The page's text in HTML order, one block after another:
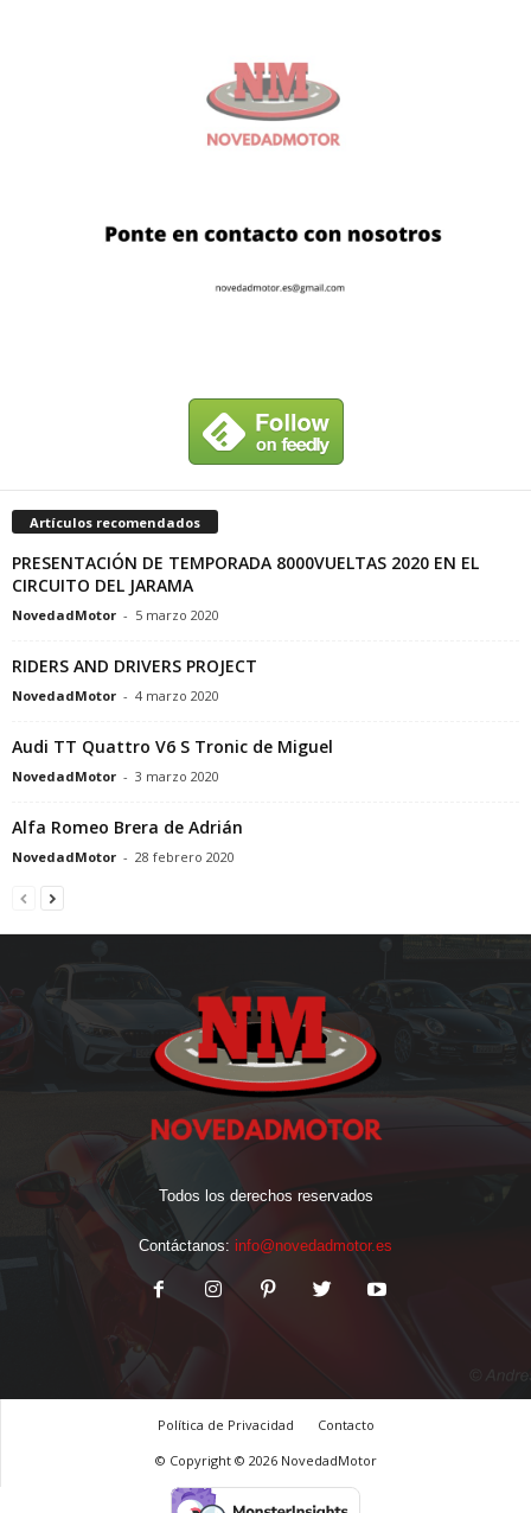
Artículos recomendados
PRESENTACIÓN DE TEMPORADA 8000VUELTAS 2020 EN EL
CIRCUITO DEL JARAMA
NovedadMotor - 5 marzo 2020
RIDERS AND DRIVERS PROJECT
NovedadMotor - 4 marzo 2020
Audi TT Quattro V6 S Tronic de Miguel
NovedadMotor - 3 marzo 2020
Alfa Romeo Brera de Adrián
NovedadMotor - 28 febrero 2020
Todos los derechos reservados
Contáctanos: info@novedadmotor.es
Política de Privacidad
Contacto
© Copyright © 2026 NovedadMotor